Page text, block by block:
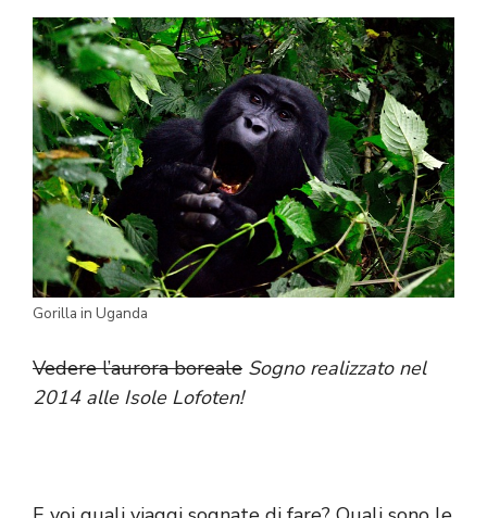
Gorilla in Uganda
Vedere l’aurora boreale Sogno realizzato nel
2014 alle Isole Lofoten!